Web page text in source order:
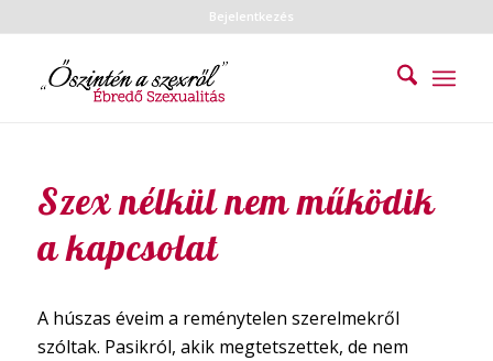
Bejelentkezés
Szex nélkül nem működik
a kapcsolat
A húszas éveim a reménytelen szerelmekről
szóltak. Pasikról, akik megtetszettek, de nem